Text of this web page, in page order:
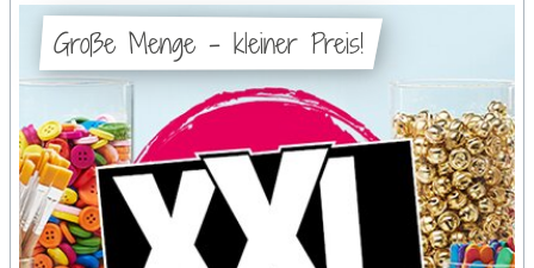
Große Menge - kleiner Preis!